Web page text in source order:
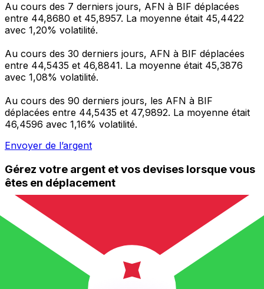
Au cours des 7 derniers jours, AFN à BIF déplacées
entre 44,8680 et 45,8957. La moyenne était 45,4422
avec 1,20% volatilité.
Au cours des 30 derniers jours, AFN à BIF déplacées
entre 44,5435 et 46,8841. La moyenne était 45,3876
avec 1,08% volatilité.
Au cours des 90 derniers jours, les AFN à BIF
déplacées entre 44,5435 et 47,9892. La moyenne était
46,4596 avec 1,16% volatilité.
Envoyer de l’argent
Gérez votre argent et vos devises lorsque vous
êtes en déplacement
L'application Xe réunit toutes les fonctionnalités
nécessaires pour vos transferts d'argent internationaux
et la gestion de vos devises. Convertissez des devises,
programmez des alertes de taux et transférez de
l'argent à l'étranger sans frais cachés. Téléchargez
l'application dès aujourd'hui !